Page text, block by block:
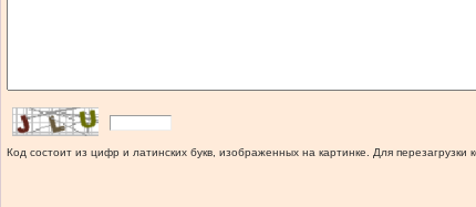
Код состоит из цифр и латинских букв, изображенных на картинке. Для перезагрузки